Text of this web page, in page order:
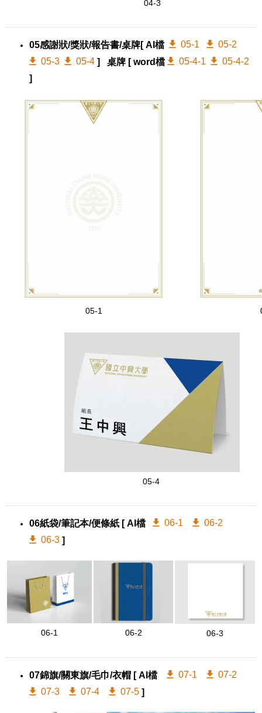
04-3
05感謝狀/獎狀/報告書/桌牌[ AI檔 05-1
05-2
05-3
05-4 ] 桌牌 [ word檔 05-4-1
05-4-2
]
05-1
05-4
06紙袋/筆記本/便條紙 [ AI檔 06-1
06-2
06-3 ]
06-1 06-2 06-3
07錦旗/關東旗/毛巾/衣帽 [ AI檔 07-1
07-2
07-3
07-4 07-5 ]